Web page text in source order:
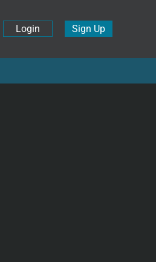
Login Sign Up